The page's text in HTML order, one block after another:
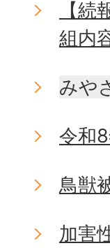
【
組内
みや
令和
鳥獣
加害